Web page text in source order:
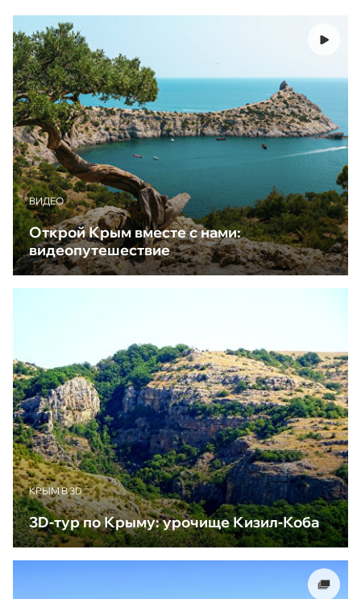
ВИДЕО
Открой Крым вместе с нами:
видеопутешествие
КРЫМ В 3D
3D-тур по Крыму: урочище Кизил-Коба